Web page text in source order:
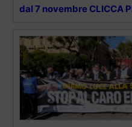
dal 7 novembre CLICCA